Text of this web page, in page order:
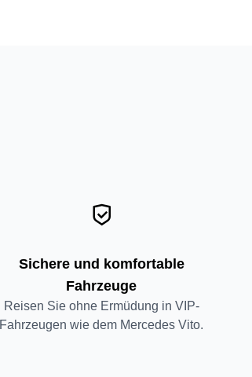
Sichere und komfortable
Fahrzeuge
Reisen Sie ohne Ermüdung in VIP-
Fahrzeugen wie dem Mercedes Vito.